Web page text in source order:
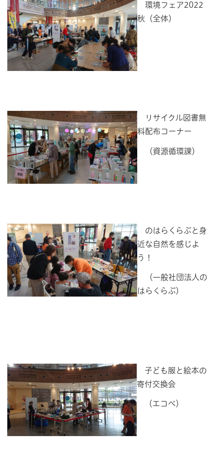
環境フェア2022
秋（全体）
リサイクル図書無
料配布コーナー
（資源循環課）
のはらくらぶと身
近な自然を感じよ
う！
（一般社団法人の
はらくらぶ）
子ども服と絵本の
寄付交換会
（エコベ）